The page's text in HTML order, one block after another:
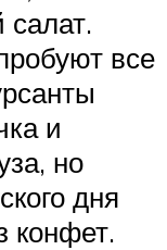
все
и
но
дня
конфет.